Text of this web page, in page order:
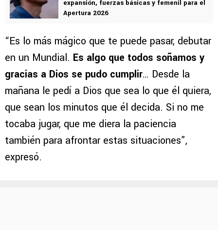
expansión, fuerzas básicas y femenil para el
Apertura 2026
“Es lo más mágico que te puede pasar, debutar
en un Mundial. Es algo que todos soñamos y
gracias a Dios se pudo cumplir… Desde la
mañana le pedí a Dios que sea lo que él quiera,
que sean los minutos que él decida. Si no me
tocaba jugar, que me diera la paciencia
también para afrontar estas situaciones”,
expresó.